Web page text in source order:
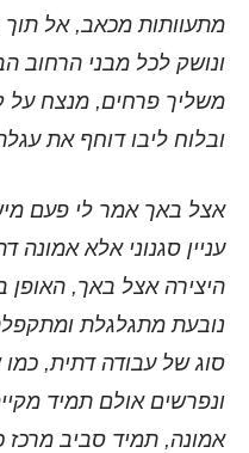
מתעוותות מכאב, אל
ונושק לכל מבני הרחוב
משליך פרחים, מנצח על
ובלוח ליבו דוחף את
אצל באך אמר לי פעם
עניין סגנוני אלא
היצירה אצל באך, האופן
נובעת מתגלגלת
סוג של עבודה דתית,
ונפרשים אולם תמיד
אמונה, תמיד סביב מרכז